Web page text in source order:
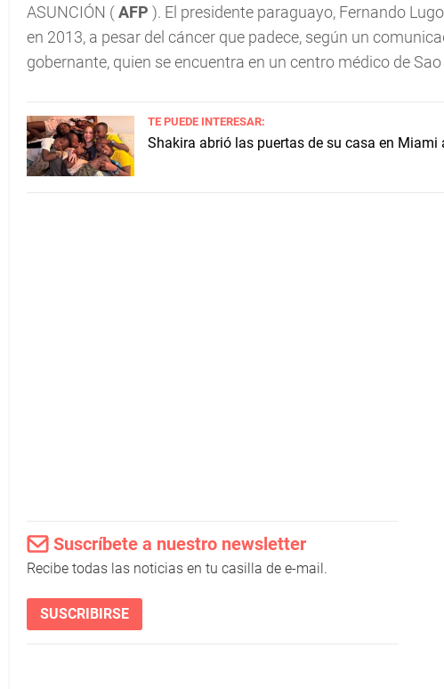
ASUNCIÓN (AFP ). El presidente paraguayo, Fernando
en 2013, a pesar del cáncer que padece, según un
gobernante, quien se encuentra en un centro médico de Sao
TE PUEDE INTERESAR:
Shakira abrió las puertas de su casa en
Suscríbete a nuestro newsletter
Recibe todas las noticias en tu casilla de e-mail.
SUSCRIBIRSE